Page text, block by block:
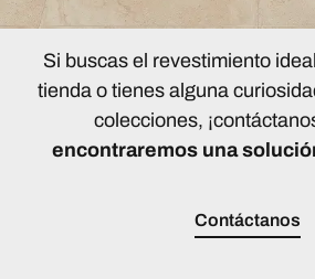
Si buscas el revestimiento
tienda o tienes alguna
colecciones,
encontraremos una
Contáctanos